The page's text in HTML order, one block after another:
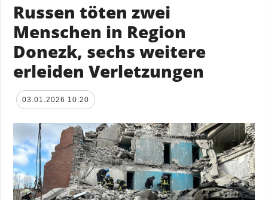
Russen töten zwei
Menschen in Region
Donezk, sechs weitere
erleiden Verletzungen
03.01.2026 10:20